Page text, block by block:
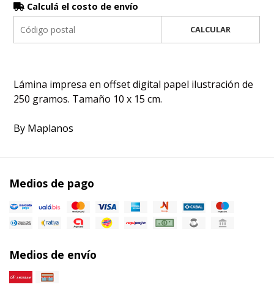
Calculá el costo de envío
CALCULAR
Lámina impresa en offset digital papel ilustración de
250 gramos. Tamaño 10 x 15 cm.
By Maplanos
Medios de pago
Medios de envío